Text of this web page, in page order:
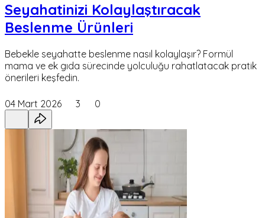
Seyahatinizi Kolaylaştıracak
Beslenme Ürünleri
Bebekle seyahatte beslenme nasıl kolaylaşır? Formül
mama ve ek gıda sürecinde yolculuğu rahatlatacak pratik
önerileri keşfedin.
04 Mart 2026 3 0